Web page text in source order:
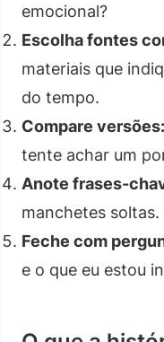
emocional?
Escolha fontes
materiais que
do tempo.
Compare versões:
tente achar um
Anote frases-
manchetes soltas.
Feche com
e o que eu estou